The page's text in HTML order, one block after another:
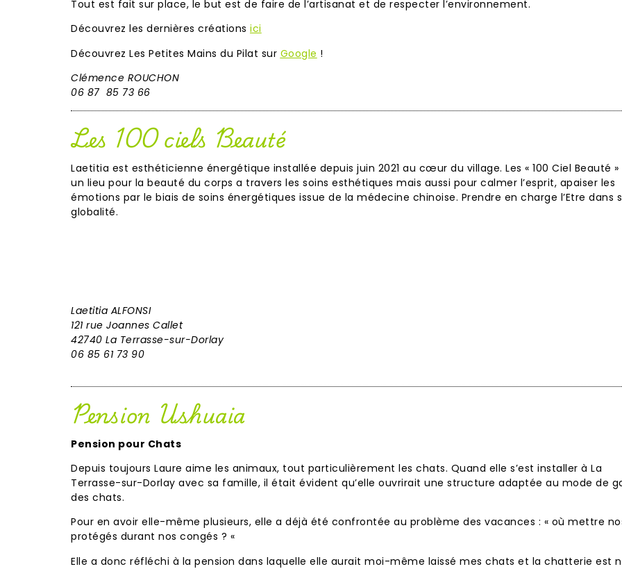
Tout est fait sur place, le but est de faire de l’artisanat et de respecter l’environnement.
Découvrez les dernières créations ici
Découvrez Les Petites Mains du Pilat sur Google !
Clémence ROUCHON
06 87 85 73 66
Les 100 ciels Beauté
Laetitia est esthéticienne énergétique installée depuis juin 2021 au cœur du village. Les « 100 Ciel Beauté
un lieu pour la beauté du corps a travers les soins esthétiques mais aussi pour calmer l’esprit, apaiser les
émotions par le biais de soins énergétiques issue de la médecine chinoise. Prendre en charge l’Etre dans
globalité.
Laetitia ALFONSI
121 rue Joannes Callet
42740 La Terrasse-sur-Dorlay
06 85 61 73 90
Pension Ushuaia
Pension pour Chats
Depuis toujours Laure aime les animaux, tout particulièrement les chats. Quand elle s’est installer à La
Terrasse-sur-Dorlay avec sa famille, il était évident qu’elle ouvrirait une structure adaptée au mode de
des chats.
Pour en avoir elle-même plusieurs, elle a déjà été confrontée au problème des vacances : « où mettre
protégés durant nos congés ? «
Elle a donc réfléchi à la pension dans laquelle elle aurait moi-même laissé mes chats et la chatterie est